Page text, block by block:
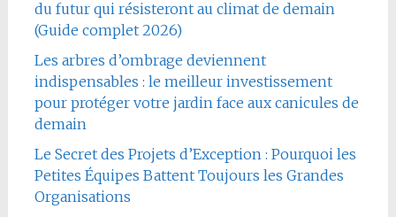
du futur qui résisteront au climat de demain
(Guide complet 2026)
Les arbres d’ombrage deviennent
indispensables : le meilleur investissement
pour protéger votre jardin face aux canicules de
demain
Le Secret des Projets d’Exception : Pourquoi les
Petites Équipes Battent Toujours les Grandes
Organisations